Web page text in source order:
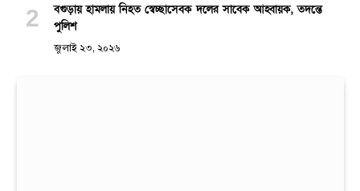
বগুড়ায় হামলায় নিহত স্বেচ্ছাসেবক দলের সাবেক আহ্বায়ক, তদন্তে
পুলিশ
জুলাই ২৩, ২০২৬